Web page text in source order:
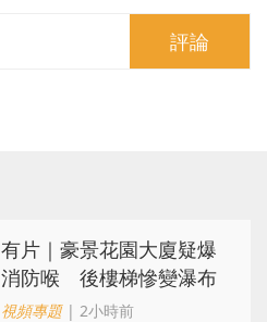
評論
有片｜豪景花園大廈疑爆
消防喉 後樓梯慘變瀑布
視頻專題| 2小時前